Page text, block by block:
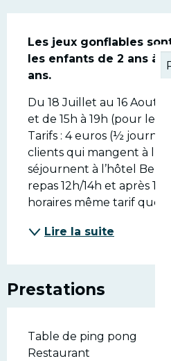
Description
Les jeux gonflables
les enfants de 2 ans à 5
ans.
Du 18 Juillet au 16 Aout.
et de 15h à 19h (pour les
Tarifs : 4 euros (½
clients qui mangent à
séjournent à l’hôtel
repas 12h/14h et après
horaires même tarif que
Lire la suite
Prestations
Table de ping pong
Restaurant